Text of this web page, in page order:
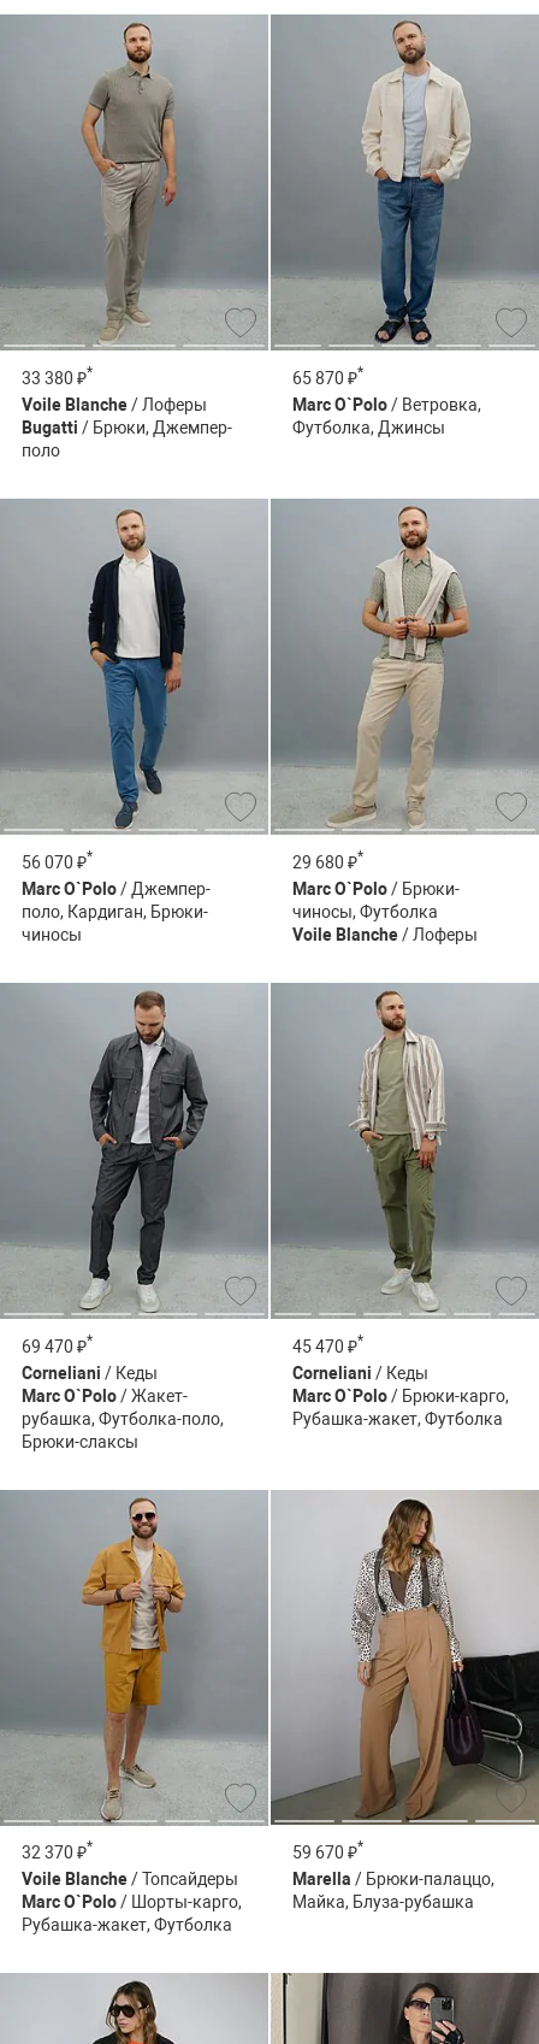
33 380 ₽*
Voile Blanche/ Лоферы
Bugatti / Брюки, Джемпер-
поло
65 870 ₽*
Marc O`Polo/ Ветровка,
Футболка, Джинсы
56 070 ₽*
Marc O`Polo/ Джемпер-
поло, Кардиган, Брюки-
чиносы
29 680 ₽*
Marc O`Polo/ Брюки-
чиносы, Футболка
Voile Blanche/ Лоферы
69 470 ₽*
Corneliani / Кеды
Marc O`Polo/ Жакет-
рубашка, Футболка-поло,
Брюки-слаксы
45 470 ₽*
Corneliani / Кеды
Marc O`Polo/ Брюки-карго,
Рубашка-жакет, Футболка
32 370 ₽*
Voile Blanche/ Топсайдеры
Marc O`Polo/ Шорты-карго,
Рубашка-жакет, Футболка
59 670 ₽*
Marella / Брюки-палаццо,
Майка, Блуза-рубашка